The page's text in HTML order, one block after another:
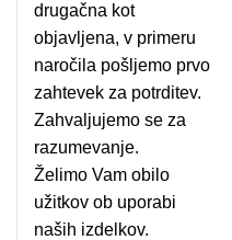
drugačna kot
objavljena, v primeru
naročila pošljemo prvo
zahtevek za potrditev.
Zahvaljujemo se za
razumevanje.
Želimo Vam obilo
užitkov ob uporabi
naših izdelkov.